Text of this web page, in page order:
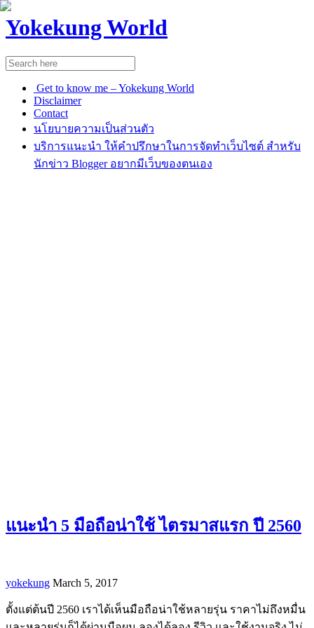
Yokekung World
Get to know me – Yokekung World
Disclaimer
Contact
นโยบายความเป็นส่วนตัว
บริการแนะนำ ให้คำปรึกษาในการจัดทำเว็บไซต์ สำหรับ
นักข่าว Blogger อยากมีเว็บของตนเอง
แนะนำ 5 มือถือน่าใช้ ไตรมาสแรก ปี 2560
yokekung March 5, 2017
ตั้งแต่ต้นปี 2560 เราได้เห็นมือถือน่าใช้หลายรุ่น ราคาไม่ถึงหมื่น